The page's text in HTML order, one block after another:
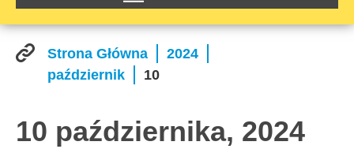
Strona Główna
2024
październik
10
10 października, 2024